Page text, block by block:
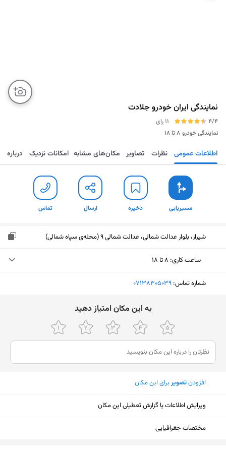
نمایندگی ایران خودرو جلادت
4/4
11 رای
نمایندگی خودرو ۸ تا ۱۸
مسیریابی ذخیره ارسال تماس اطلاعات عمومی نظرات تصاویر مکان‌های مشابه امکانات نزدیک درباره
مسیریابی ذخیره ارسال تماس
شیراز، بلوار عدالت شمالی، عدالت شمالی 9 (محله‌ی سپاه شمالی)
ساعت کاری: ۸ تا ۱۸
شنبه (امروز)
سه‌شنبه
۸ تا ۱۸
چهارشنبه
۸ تا ۱۸
پنجشنبه
جمعه
شماره تماس: ‎07138305039
ﺑﻪ اﯾﻦ ﻣﮑﺎن اﻣﺘﯿﺎز دﻫﯿﺪ
افزودنتصویربرای این مکان
ویرایش اطلاعات یا گزارش تعطیلی این مکان
مختصات جغرافیایی